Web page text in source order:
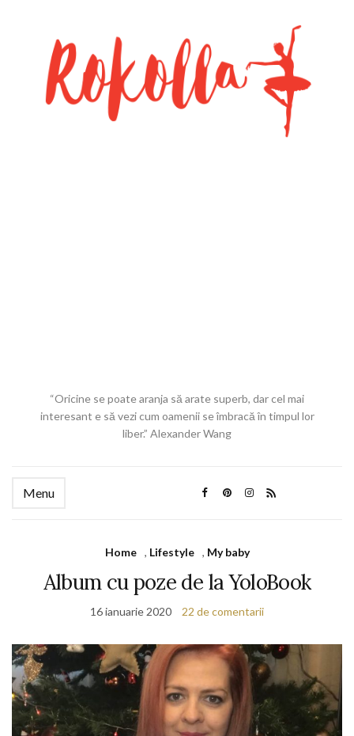
“Oricine se poate aranja să arate superb, dar cel mai
interesant e să vezi cum oamenii se îmbracă în timpul lor
liber.” Alexander Wang
Menu
Home , Lifestyle , My baby
Album cu poze de la YoloBook
16 ianuarie 2020 22 de comentarii